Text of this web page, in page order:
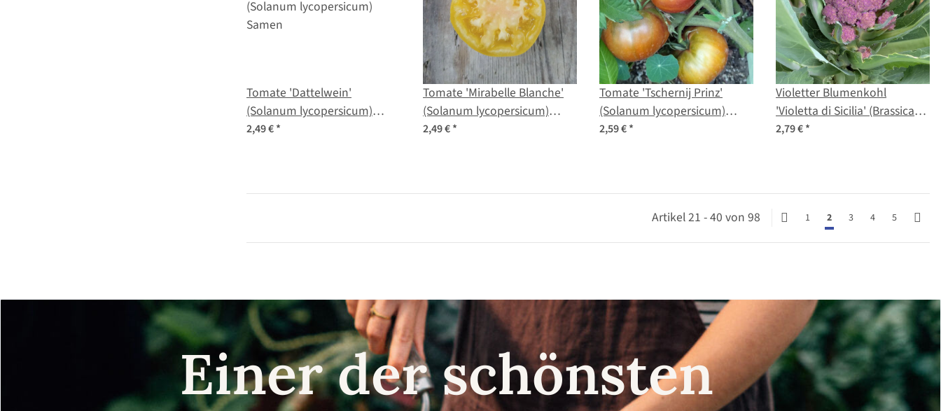
Tomate 'Dattelwein'
(Solanum lycopersicum)
Samen
2,49 €*
Tomate 'Mirabelle Blanche'
(Solanum lycopersicum)
Samen
2,49 €*
Tomate 'Tschernij Prinz'
(Solanum lycopersicum)
Samen
2,59 €*
Violetter Blumenkohl
'Violetta di Sicilia' (Brassica
oleracea var. botrytis) Samen
2,79 €*
Artikel 21 - 40 von 98 1 2 3 4 5
Einer der schönsten